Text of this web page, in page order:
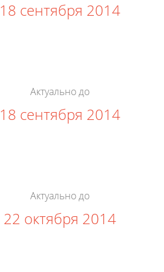
18 сентября 2014
Актуально до
18 сентября 2014
Актуально до
22 октября 2014